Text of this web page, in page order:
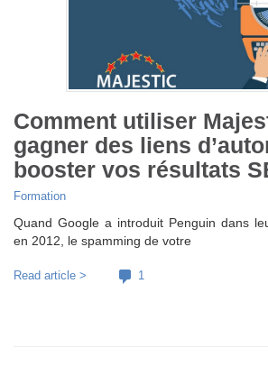
Comment utiliser
gagner des liens
booster vos résultats
Formation
Quand Google a introduit Penguin dans
en 2012, le spamming de votre
Read article > 1